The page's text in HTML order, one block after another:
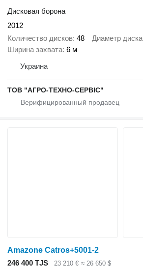
Дисковая борона
2012
Количество дисков 48 Диаметр диска
Ширина захвата 6 м
Украина
ТОВ "АГРО-ТЕХНО-СЕРВІС"
Amazone Catros+5001-2
246 400 TJS
23 210 € ≈ 26 650 $